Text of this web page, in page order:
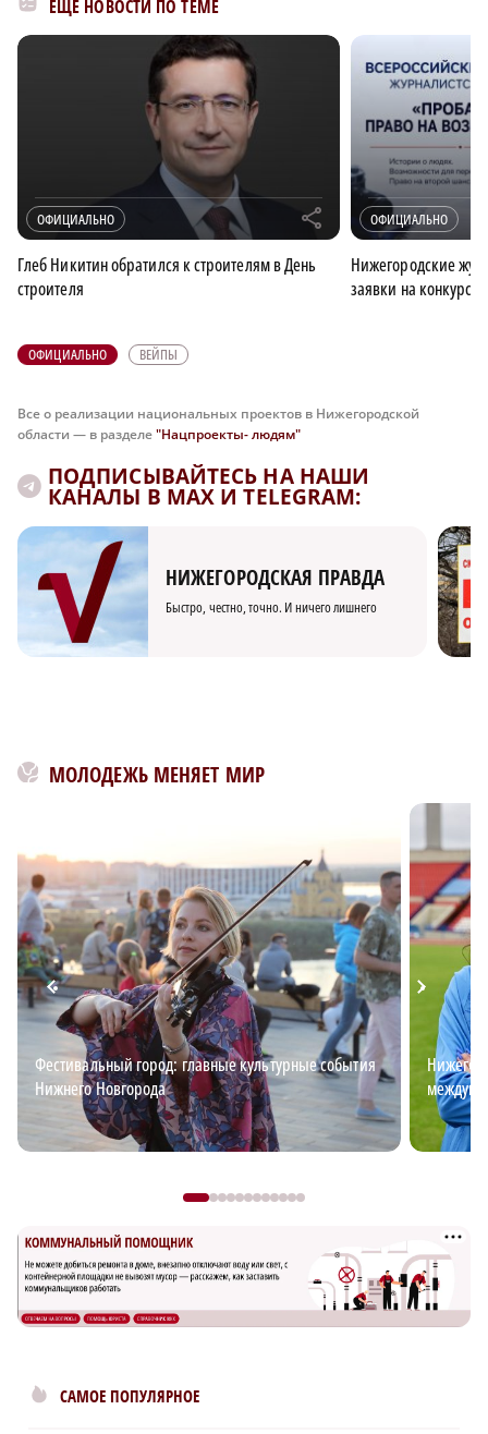
ЕЩЁ НОВОСТИ ПО ТЕМЕ
ОФИЦИАЛЬНО r
Глеб Никитин обратился к строителям в День
строителя
ОФИЦИАЛЬНО
Нижегородские
заявки на конкурс
ОФИЦИАЛЬНО ВЕЙПЫ
Все о реализации национальных проектов в Нижегородской
области — в разделе"Нацпроекты- людям"
ПОДПИСЫВАЙТЕСЬ НА НАШИ
КАНАЛЫ В MAX И TELEGRAM:
НИЖЕГОРОДСКАЯ ПРАВДА
Быстро, честно, точно. И ничего лишнего
МОЛОДЕЖЬ МЕНЯЕТ МИР
Фестивальный город: главные культурные события
Нижнего Новгорода
САМОЕ ПОПУЛЯРНОЕ